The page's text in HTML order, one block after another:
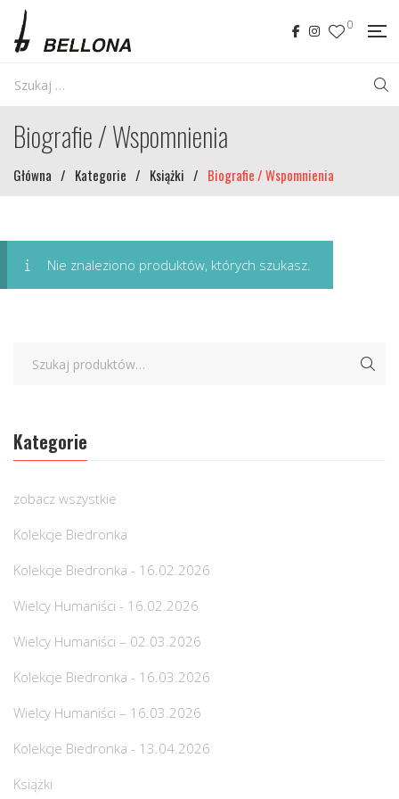
0
Biografie / Wspomnienia
Główna / Kategorie / Książki / Biografie / Wspomnienia
Nie znaleziono produktów, których szukasz.
Kategorie
zobacz wszystkie
Kolekcje Biedronka
Kolekcje Biedronka - 16.02.2026
Wielcy Humaniści - 16.02.2026
Wielcy Humaniści – 02.03.2026
Kolekcje Biedronka - 16.03.2026
Wielcy Humaniści – 16.03.2026
Kolekcje Biedronka - 13.04.2026
Książki